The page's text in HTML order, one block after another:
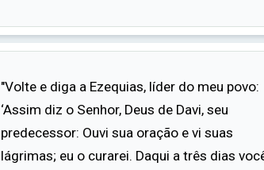
"Volte e diga a Ezequias, líder do meu povo:
‘Assim diz o Senhor, Deus de Davi, seu
predecessor: Ouvi sua oração e vi suas
lágrimas; eu o curarei. Daqui a três dias